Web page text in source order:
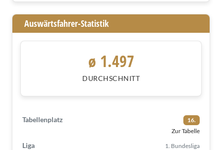
Auswärtsfahrer-Statistik
ø 1.497
DURCHSCHNITT
Tabellenplatz
16.
Zur Tabelle
Liga 1. Bundesliga